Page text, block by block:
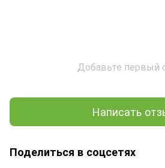
Добавьте первый
Написать
Поделиться в соцсетях